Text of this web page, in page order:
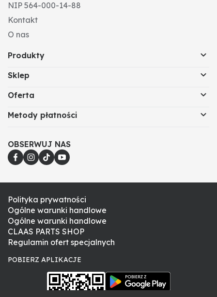
NIP 564-000-14-88
Kontakt
O nas
Produkty
Sklep
Oferta
Metody płatności
OBSERWUJ NAS
Polityka prywatności
Ogólne warunki handlowe
Ogólne warunki handlowe
CLAAS PARTS SHOP
Regulamin ofert specjalnych
POBIERZ APLIKACJE